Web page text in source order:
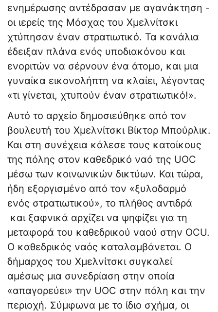
ενημέρωσης αντέδρασαν με αγανάκτηση -
οι ιερείς της Μόσχας του Χμελνίτσκι
χτύπησαν έναν στρατιωτικό. Τα κανάλια
έδειξαν πλάνα ενός υποδιακόνου και
ενοριτών να σέρνουν ένα άτομο, και μια
γυναίκα εικονολήπτη να κλαίει, λέγοντας
«τι γίνεται, χτυπούν έναν στρατιωτικό!».
Αυτό το αρχείο δημοσιεύθηκε από τον
βουλευτή του Χμελνίτσκι Βίκτορ Μπούρλικ.
Και στη συνέχεια κάλεσε τους κατοίκους
της πόλης στον καθεδρικό ναό της UOC
μέσω των κοινωνικών δικτύων. Και τώρα,
ήδη εξοργισμένο από τον «ξυλοδαρμό
ενός στρατιωτικού», το πλήθος αντιδρά
και ξαφνικά αρχίζει να ψηφίζει για τη
μεταφορά του καθεδρικού ναού στην OCU.
Ο καθεδρικός ναός καταλαμβάνεται. Ο
δήμαρχος του Χμελνίτσκι συγκαλεί
αμέσως μια συνεδρίαση στην οποία
«απαγορεύει» την UOC στην πόλη και την
περιοχή. Σύμφωνα με το ίδιο σχήμα, οι